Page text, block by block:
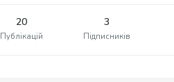
20
Публікацій
3
Підписників